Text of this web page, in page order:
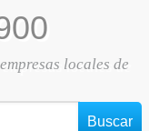
locales de